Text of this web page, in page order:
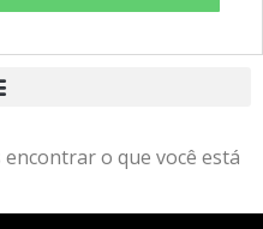
o que você está